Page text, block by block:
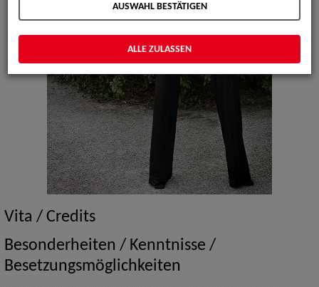
Vita / Credits
Besonderheiten / Kenntnisse /
Besetzungsmöglichkeiten
AUSWAHL BESTÄTIGEN
ALLE ZULASSEN